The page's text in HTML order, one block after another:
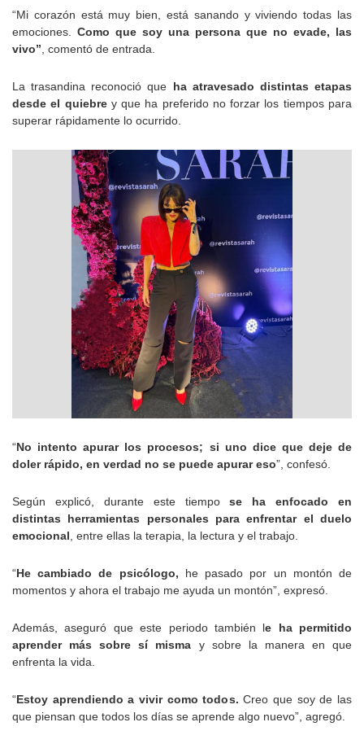
“Mi corazón está muy bien, está sanando y viviendo todas las
emociones.
Como que soy una persona que no evade, las
vivo” , comentó de entrada.
La trasandina reconoció que ha atravesado distintas etapas
desde el quiebrey que ha preferido no forzar los tiempos para
superar rápidamente lo ocurrido.
“No intento apurar los procesos; si uno dice que deje de
doler rápido, en verdad no se puede apurar eso”, confesó.
Según explicó, durante este tiempose ha enfocado en
distintas herramientas personales para enfrentar el duelo
emocional , entre ellas la terapia, la lectura y el trabajo.
“He cambiado de psicólogo, he pasado por un montón de
momentos y ahora el trabajo me ayuda un montón”, expresó.
Además, aseguró que este periodo también le ha permitido
aprender más sobre sí misma y sobre la manera en que
enfrenta la vida.
“Estoy aprendiendo a vivir como todos.Creo que soy de las
que piensan que todos los días se aprende algo nuevo”, agregó.